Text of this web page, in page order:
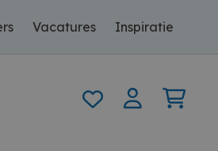
Vacatures Inspiratie